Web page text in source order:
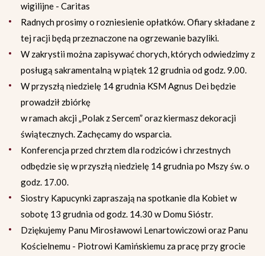
wigilijne - Caritas
Radnych prosimy o rozniesienie opłatków. Ofiary składane z
tej racji będą przeznaczone na ogrzewanie bazyliki.
W zakrystii można zapisywać chorych, których odwiedzimy z
posługą sakramentalną w piątek 12 grudnia od godz. 9.00.
W przyszłą niedzielę 14 grudnia KSM Agnus Dei będzie
prowadził zbiórkę
w ramach akcji „Polak z Sercem” oraz kiermasz dekoracji
świątecznych. Zachęcamy do wsparcia.
Konferencja przed chrztem dla rodziców i chrzestnych
odbędzie się w przyszłą niedzielę 14 grudnia po Mszy św. o
godz. 17.00.
Siostry Kapucynki zapraszają na spotkanie dla Kobiet w
sobotę 13 grudnia od godz. 14.30 w Domu Sióstr.
Dziękujemy Panu Mirosławowi Lenartowiczowi oraz Panu
Kościelnemu - Piotrowi Kamińskiemu za pracę przy grocie